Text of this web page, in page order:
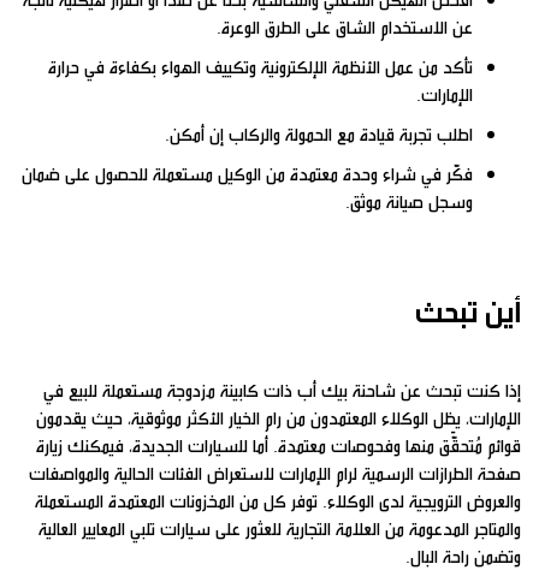
عن الاستخدام الشاق على الطرق الوعرة.
تأكد من عمل الأنظمة الإلكترونية وتكييف الهواء بكفاءة في حرارة
الإمارات.
اطلب تجربة قيادة مع الحمولة والركاب إن أمكن.
فكّر في شراء وحدة معتمدة من الوكيل مستعملة للحصول على ضمان
وسجل صيانة موثق.
أين تبحث
إذا كنت تبحث عن شاحنة بيك أب ذات كابينة مزدوجة مستعملة للبيع في
الإمارات، يظل الوكلاء المعتمدون من رام الخيار الأكثر موثوقية، حيث يقدمون
قوائم مُتحقَّق منها وفحوصات معتمدة. أما للسيارات الجديدة، فيمكنك زيارة
صفحة الطرازات الرسمية لرام الإمارات لاستعراض الفئات الحالية والمواصفات
والعروض الترويجية لدى الوكلاء. توفر كل من المخزونات المعتمدة المستعملة
والمتاجر المدعومة من العلامة التجارية للعثور على سيارات تلبي المعايير العالية
وتضمن راحة البال.